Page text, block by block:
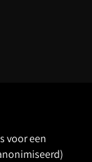
voor een